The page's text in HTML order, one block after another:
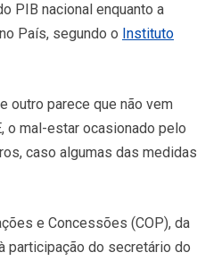
PIB nacional enquanto a
País, segundo o Instituto
outro parece que não vem
o mal-estar ocasionado pelo
caso algumas das medidas
e Concessões (COP), da
participação do secretário do